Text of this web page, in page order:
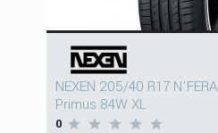
NEXEN 205/40 R17 N'FERA
Primus 84W XL
0